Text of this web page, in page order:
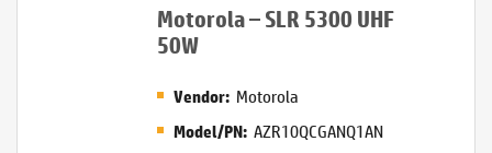
Motorola – SLR 5300 UHF
50W
Vendor: Motorola
Model/PN: AZR10QCGANQ1AN